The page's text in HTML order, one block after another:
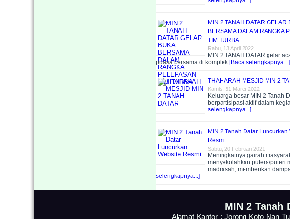
MIN 2 TANAH DATAR GELAR
BERSAMA DALAM RANGKA
TIM TURBA
Rabu, 13 April 2022
MIN 2 TANAH DATAR gelar
puasa bersama di komplek [Baca selengkapnya...]
THAHARAH MESJID MIN 2
Kamis, 31 Maret 2022
Keluarga besar MIN 2 Tanah
berpartisipasi aktif dalam
selengkapnya...]
MIN 2 Tanah Datar Luncurkan
Resmi
Sabtu, 20 Februari 2021
Meningkatnya gairah
menyekolahkan putera/puteri
madrasah, memberikan
selengkapnya...]
MIN 2 Tanah
Alamat Kantor : Jorong Koto Nan